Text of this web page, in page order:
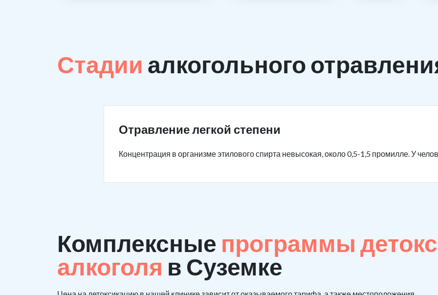
Стадии алкогольного
Отравление легкой степени
Концентрация в организме этилового спирта невысокая, около 0,5-1,5 промилле. У
Комплексные программы
алкоголя в Суземке